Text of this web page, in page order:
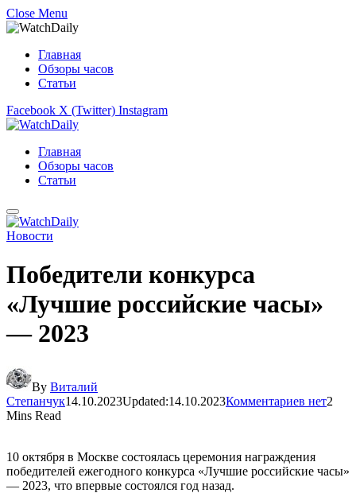
Close Menu
Главная
Обзоры часов
Статьи
Facebook X (Twitter) Instagram
Главная
Обзоры часов
Статьи
Новости
Победители конкурса
«Лучшие российские часы»
— 2023
By Виталий
Степанчук14.10.2023Updated:14.10.2023Комментариев нет2
Mins Read
10 октября в Москве состоялась церемония награждения
победителей ежегодного конкурса «Лучшие российские часы»
— 2023, что впервые состоялся год назад.